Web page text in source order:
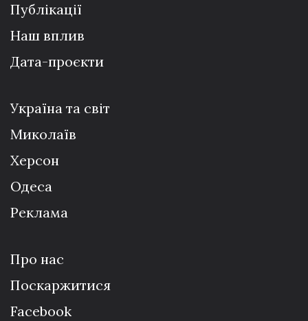
Публікації
Наш вплив
Дата-проєкти
Україна та світ
Миколаїв
Херсон
Одеса
Реклама
Про нас
Поскаржитися
Facebook